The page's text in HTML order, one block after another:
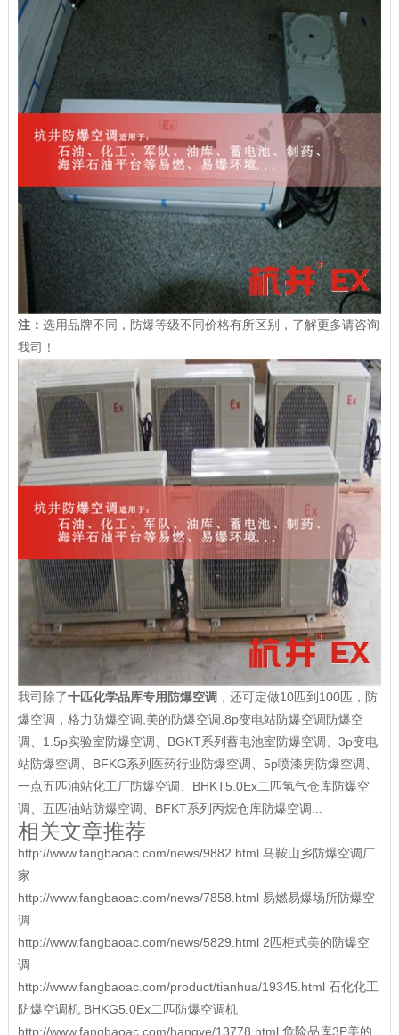
注： 选用品牌不同，防爆等级不同价格有所区别，了解更多请咨询
我司！
我司除了十匹化学品库专用防爆空调 ，还可定做10匹到100匹，防
爆空调，格力防爆空调,美的防爆空调,8p变电站防爆空调防爆空
调、1.5p实验室防爆空调、BGKT系列蓄电池室防爆空调、3p变电
站防爆空调、BFKG系列医药行业防爆空调、5p喷漆房防爆空调、
一点五匹油站化工厂防爆空调、BHKT5.0Ex二匹氢气仓库防爆空
调、五匹油站防爆空调、BFKT系列丙烷仓库防爆空调...
相关文章推荐
http://www.fangbaoac.com/news/9882.html 马鞍山乡防爆空调厂
家
http://www.fangbaoac.com/news/7858.html 易燃易爆场所防爆空
调
http://www.fangbaoac.com/news/5829.html 2匹柜式美的防爆空
调
http://www.fangbaoac.com/product/tianhua/19345.html 石化化工
防爆空调机 BHKG5.0Ex二匹防爆空调机
http://www.fangbaoac.com/hangye/13778.html 危险品库3P美的